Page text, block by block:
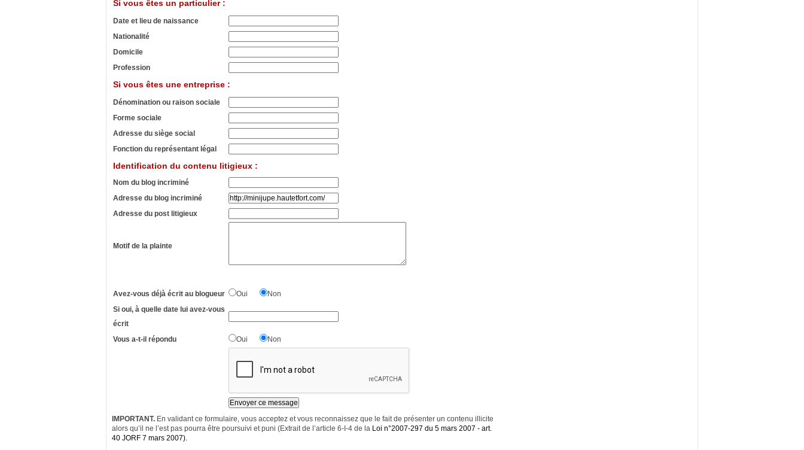
Si vous êtes un particulier :
Date et lieu de naissance
Nationalité
Domicile
Profession
Si vous êtes une entreprise :
Dénomination ou raison sociale
Forme sociale
Adresse du siège social
Fonction du représentant légal
Identification du contenu litigieux :
Nom du blog incriminé
Adresse du blog incriminé
Adresse du post litigieux
Motif de la plainte
Avez-vous déjà écrit au blogueur Oui
Non
Si oui, à quelle date lui avez-vous
écrit
Vous a-t-il répondu
Oui Non
IMPORTANT. En validant ce formulaire, vous acceptez et vous reconnaissez que le fait de présenter un contenu illicite
alors qu’il ne l’est pas pourra être poursuivi et puni (Extrait de l’article 6-I-4 de la Loi n°2007-297 du 5 mars 2007 - art.
40 JORF 7 mars 2007).